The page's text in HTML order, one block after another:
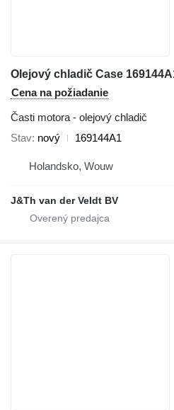
Olejový chladič Case
Cena na požiadanie
Časti motora - olejový chladič
Stav nový 169144A1
Holandsko, Wouw
J&Th van der Veldt BV